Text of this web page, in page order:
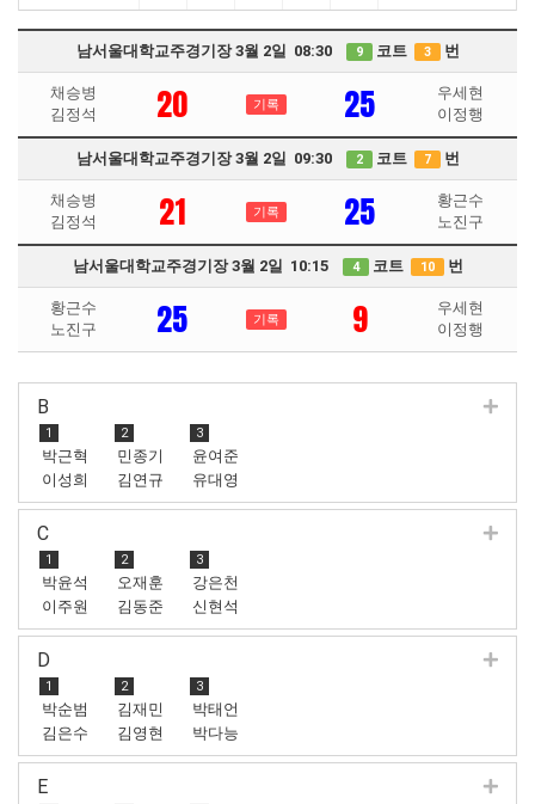
남서울대학교주경기장 3월 2일 08:30 9 코트 3 번
채승병
김정석
20 기록 25
우세현
이정행
남서울대학교주경기장 3월 2일 09:30 2 코트 7 번
채승병
김정석
21 기록 25
황근수
노진구
남서울대학교주경기장 3월 2일 10:15 4 코트 10 번
황근수
노진구
25 기록 9
우세현
이정행
B
1
박근혁
이성희
2
민종기
김연규
3
윤여준
유대영
C
1
박윤석
이주원
2
오재훈
김동준
3
강은천
신현석
D
1
박순범
김은수
2
김재민
김영현
3
박태언
박다능
E